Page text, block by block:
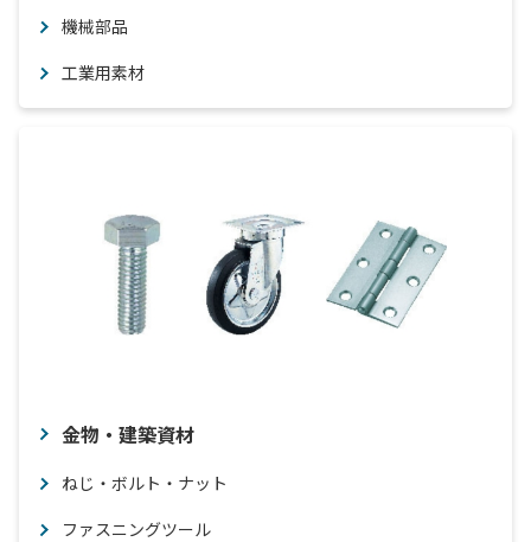
機械部品
工業用素材
金物・建築資材
ねじ・ボルト・ナット
ファスニングツール